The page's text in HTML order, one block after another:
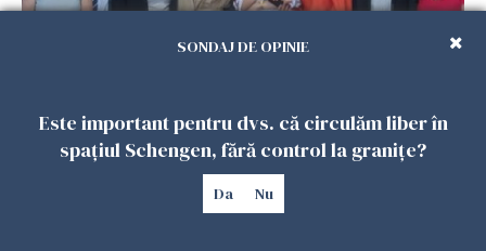
Natalia Intotero, întâlnire cu românii din
SONDAJ DE OPINIE
Este important pentru dvs. că circulăm liber în
spațiul Schengen, fără control la granițe?
Da Nu